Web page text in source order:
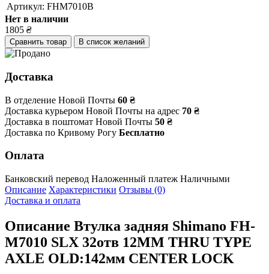
Артикул: FHM7010B
Нет в наличии
1805 ₴
Сравнить товар В список желаний
Доставка
В отделение Новой Почты 60 ₴
Доставка курьером Новой Почты на адрес 70 ₴
Доставка в поштомат Новой Почты 50 ₴
Доставка по Кривому Рогу Бесплатно
Оплата
Банковский перевод Наложенный платеж Наличными
Описание Характеристики Отзывы (0)
Доставка и оплата
Описание Втулка задняя Shimano FH-
M7010 SLX 32отв 12MM THRU TYPE
AXLE OLD:142мм CENTER LOCK